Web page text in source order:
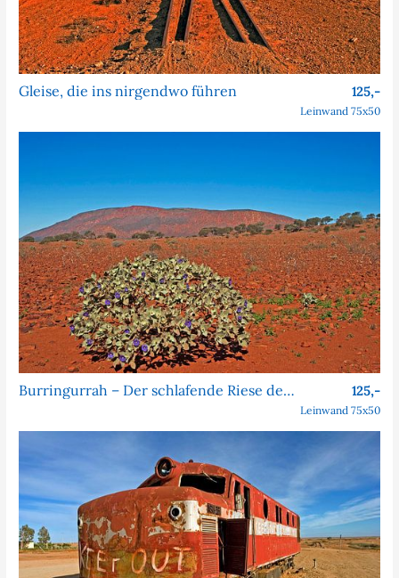
Gleise, die ins nirgendwo führen 125,-
Leinwand 75x50
Burringurrah – Der schlafende Riese des Outbacks 125,-
Leinwand 75x50